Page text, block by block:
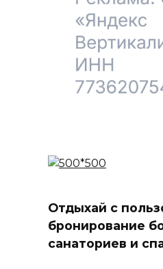
Отдыхай с
бронирование
санаториев и